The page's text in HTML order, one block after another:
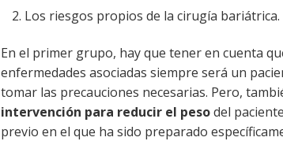
Los riesgos propios de la cirugía bariátrica.
En el primer grupo, hay que tener en cuenta
enfermedades asociadas siempre será un
tomar las precauciones necesarias. Pero,
intervención para reducir el pesodel
previo en el que ha sido preparado